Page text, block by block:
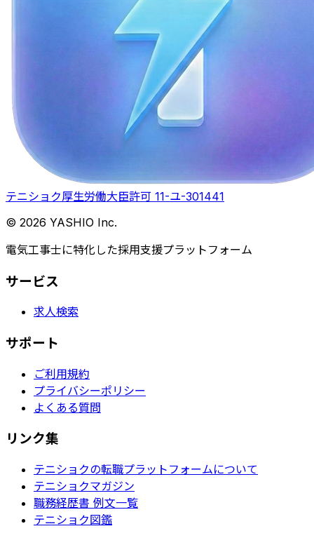
テニショク厚生労働大臣許可 11-ユ-301441
© 2026 YASHIO Inc.
電気工事士に特化した採用支援プラットフォーム
サービス
求人検索
サポート
ご利用規約
プライバシーポリシー
よくある質問
リンク集
テニショクの転職プラットフォームについて
テニショクマガジン
職務経歴書 例文一覧
テニショク図鑑